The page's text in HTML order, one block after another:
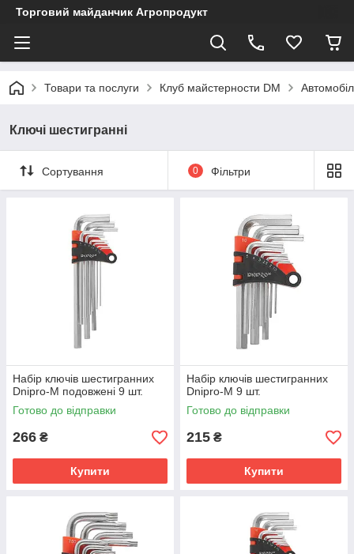
Торговий майданчик Агропродукт
Товари та послуги Клуб майстерности DM
Ключі шестигранні
Сортування 0 Фільтри
Набір ключів шестигранних
Dnipro-M подовжені 9 шт.
Готово до відправки
266 ₴
Купити
Набір ключів шестигранних
Dnipro-M 9 шт.
Готово до відправки
215 ₴
Купити